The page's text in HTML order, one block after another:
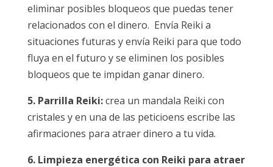
eliminar posibles bloqueos que puedas tener
relacionados con el dinero. Envía Reiki a
situaciones futuras y envía Reiki para que todo
fluya en el futuro y se eliminen los posibles
bloqueos que te impidan ganar dinero.
5. Parrilla Reiki:crea un mandala Reiki con
cristales y en una de las peticioens escribe las
afirmaciones para atraer dinero a tu vida.
6. Limpieza energética con Reiki para atraer